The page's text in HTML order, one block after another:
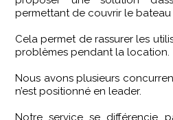
permettant de couvrir le
Cela permet de rassurer les
problèmes pendant la location.
Nous avons plusieurs
n’est positionné en leader.
Notre service se différencie